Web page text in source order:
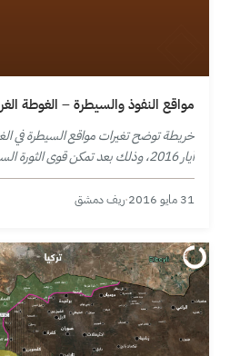
مواقع النفوذ والسيطرة – الغوطة الغربية – 31
أيار 2016، وذلك بعد تمكن قوى
بلدة ديرخبية وبذلك استطاعت أن تصل
31 مايو 2016 ·ريف دمشق